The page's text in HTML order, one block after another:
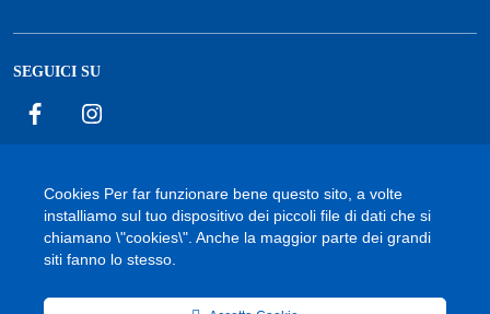
SEGUICI SU
Facebook
Accessibilità Cookie Privacy Policy Mappa del sito
Cookies Per far funzionare bene questo sito, a volte
installiamo sul tuo dispositivo dei piccoli file di dati che si
chiamano \"cookies\". Anche la maggior parte dei grandi
siti fanno lo stesso.